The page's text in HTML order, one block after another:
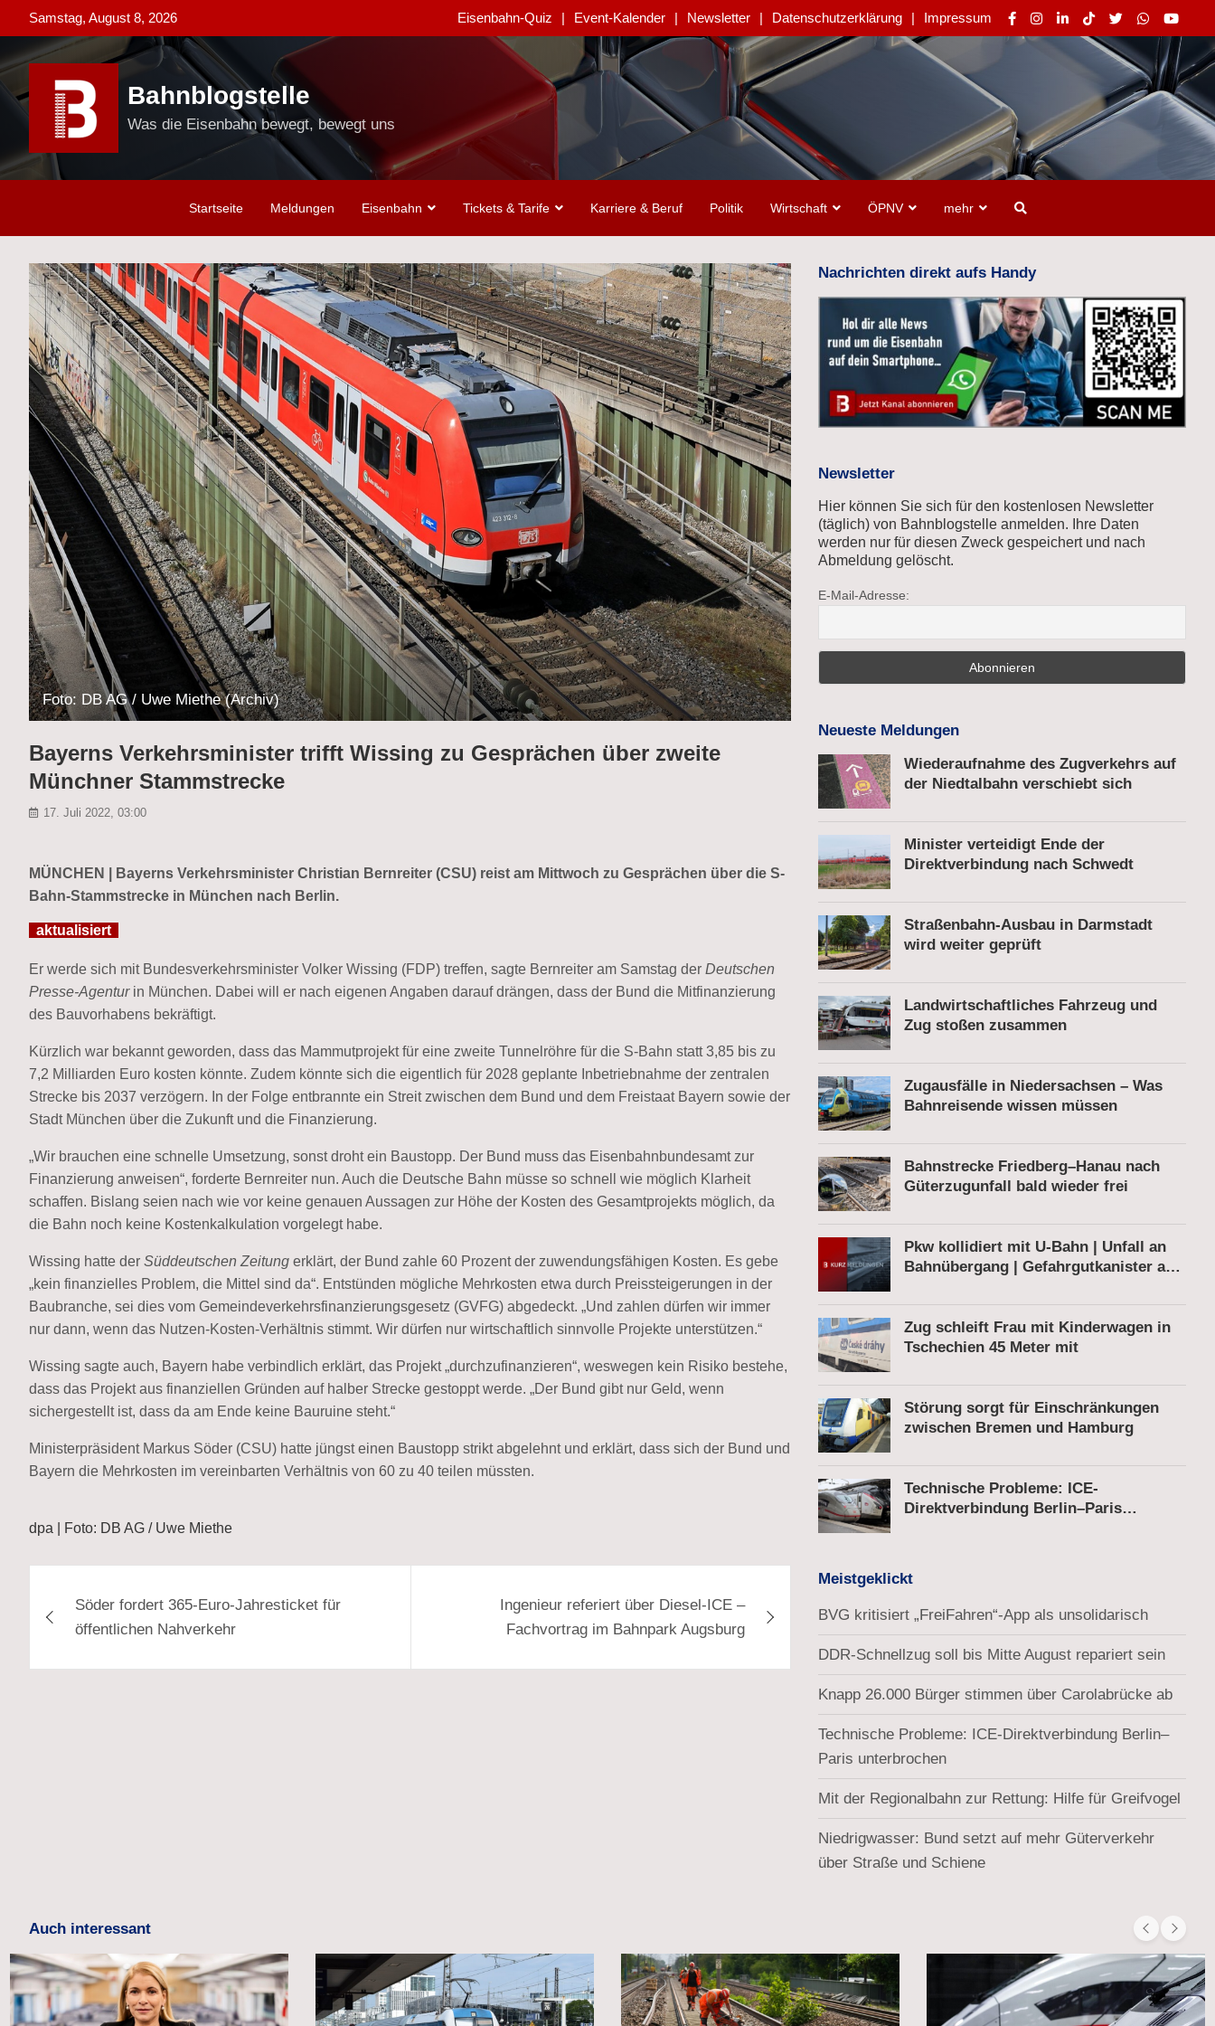
to
content
Samstag, August 8, 2026 Eisenbahn-Quiz Event-Kalender Newsletter Datenschutzerklärung Impressum
Bahnblogstelle
Was die Eisenbahn bewegt, bewegt uns
Startseite Meldungen Eisenbahn Tickets & Tarife Karriere & Beruf Politik Wirtschaft ÖPNV mehr
Foto: DB AG / Uwe Miethe (Archiv)
Bayerns Verkehrsminister trifft Wissing zu Gesprächen über zweite
Münchner Stammstrecke
17. Juli 2022, 03:00
MÜNCHEN | Bayerns Verkehrsminister Christian Bernreiter (CSU) reist am Mittwoch zu Gesprächen über die S-
Bahn-Stammstrecke in München nach Berlin.
aktualisiert
Er werde sich mit Bundesverkehrsminister Volker Wissing (FDP) treffen, sagte Bernreiter am Samstag der Deutschen
Presse-Agenturin München. Dabei will er nach eigenen Angaben darauf drängen, dass der Bund die Mitfinanzierung
des Bauvorhabens bekräftigt.
Kürzlich war bekannt geworden, dass das Mammutprojekt für eine zweite Tunnelröhre für die S-Bahn statt 3,85 bis zu
7,2 Milliarden Euro kosten könnte. Zudem könnte sich die eigentlich für 2028 geplante Inbetriebnahme der zentralen
Strecke bis 2037 verzögern. In der Folge entbrannte ein Streit zwischen dem Bund und dem Freistaat Bayern sowie der
Stadt München über die Zukunft und die Finanzierung.
„Wir brauchen eine schnelle Umsetzung, sonst droht ein Baustopp. Der Bund muss das Eisenbahnbundesamt zur
Finanzierung anweisen“, forderte Bernreiter nun. Auch die Deutsche Bahn müsse so schnell wie möglich Klarheit
schaffen. Bislang seien nach wie vor keine genauen Aussagen zur Höhe der Kosten des Gesamtprojekts möglich, da
die Bahn noch keine Kostenkalkulation vorgelegt habe.
Wissing hatte der Süddeutschen Zeitung erklärt, der Bund zahle 60 Prozent der zuwendungsfähigen Kosten. Es gebe
„kein finanzielles Problem, die Mittel sind da“. Entstünden mögliche Mehrkosten etwa durch Preissteigerungen in der
Baubranche, sei dies vom Gemeindeverkehrsfinanzierungsgesetz (GVFG) abgedeckt. „Und zahlen dürfen wir immer
nur dann, wenn das Nutzen-Kosten-Verhältnis stimmt. Wir dürfen nur wirtschaftlich sinnvolle Projekte unterstützen.“
Wissing sagte auch, Bayern habe verbindlich erklärt, das Projekt „durchzufinanzieren“, weswegen kein Risiko bestehe,
dass das Projekt aus finanziellen Gründen auf halber Strecke gestoppt werde. „Der Bund gibt nur Geld, wenn
sichergestellt ist, dass da am Ende keine Bauruine steht.“
Ministerpräsident Markus Söder (CSU) hatte jüngst einen Baustopp strikt abgelehnt und erklärt, dass sich der Bund und
Bayern die Mehrkosten im vereinbarten Verhältnis von 60 zu 40 teilen müssten.
dpa | Foto: DB AG / Uwe Miethe
Söder fordert 365-Euro-Jahresticket für
öffentlichen Nahverkehr
Ingenieur referiert über Diesel-ICE –
Fachvortrag im Bahnpark Augsburg
Nachrichten direkt aufs Handy
Newsletter
Hier können Sie sich für den kostenlosen Newsletter
(täglich) von Bahnblogstelle anmelden. Ihre Daten
werden nur für diesen Zweck gespeichert und nach
Abmeldung gelöscht.
E-Mail-Adresse:
Neueste Meldungen
Wiederaufnahme des Zugverkehrs auf
der Niedtalbahn verschiebt sich
Minister verteidigt Ende der
Direktverbindung nach Schwedt
Straßenbahn-Ausbau in Darmstadt
wird weiter geprüft
Landwirtschaftliches Fahrzeug und
Zug stoßen zusammen
Zugausfälle in Niedersachsen – Was
Bahnreisende wissen müssen
Bahnstrecke Friedberg–Hanau nach
Güterzugunfall bald wieder frei
Pkw kollidiert mit U-Bahn | Unfall an
Bahnübergang | Gefahrgutkanister auf
Zug schleift Frau mit Kinderwagen in
Tschechien 45 Meter mit
Störung sorgt für Einschränkungen
zwischen Bremen und Hamburg
Technische Probleme: ICE-
Direktverbindung Berlin–Paris
Meistgeklickt
BVG kritisiert „FreiFahren“-App als unsolidarisch
DDR-Schnellzug soll bis Mitte August repariert sein
Knapp 26.000 Bürger stimmen über Carolabrücke ab
Technische Probleme: ICE-Direktverbindung Berlin–
Paris unterbrochen
Mit der Regionalbahn zur Rettung: Hilfe für Greifvogel
Niedrigwasser: Bund setzt auf mehr Güterverkehr
über Straße und Schiene
Auch interessant